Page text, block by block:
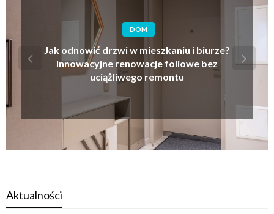
INNE
Kinematyka i bezpieczeństwo mocowania
detali – jak nowoczesne przyrządy zaciskowe
optymalizują procesy toczenia?
Aktualności